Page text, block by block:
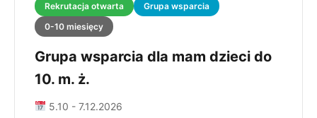
Rekrutacja otwarta
Grupa wsparcia
0-10 miesięcy
Grupa wsparcia dla mam dzieci do
10. m. ż.
5.10 - 7.12.2026